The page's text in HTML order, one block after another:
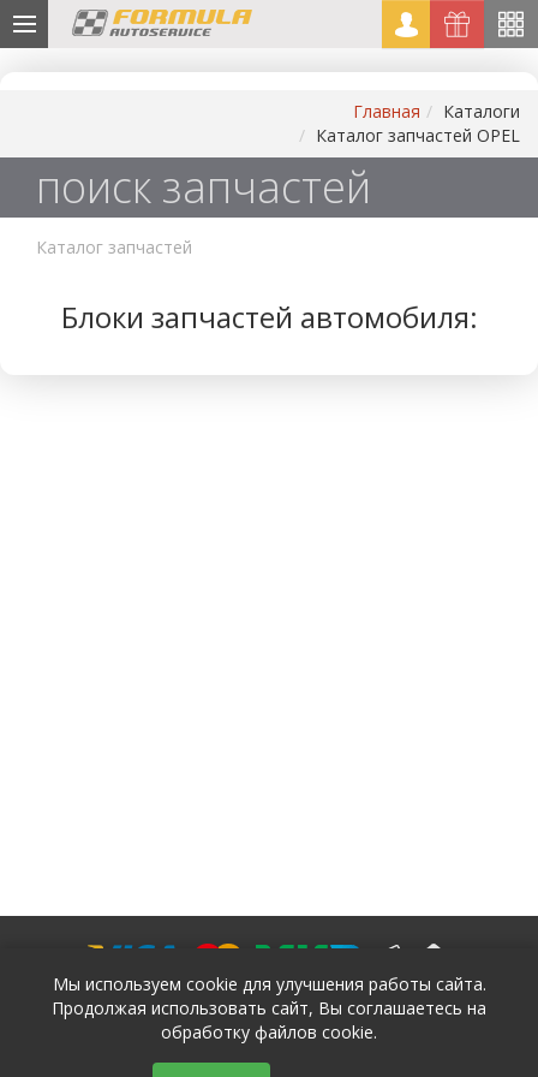
Главная
Каталоги
Каталог запчастей OPEL
поиск запчастей
Каталог запчастей
Блоки запчастей автомобиля:
Мы используем cookie для улучшения работы сайта.
Продолжая использовать сайт, Вы соглашаетесь на
обработку файлов cookie.